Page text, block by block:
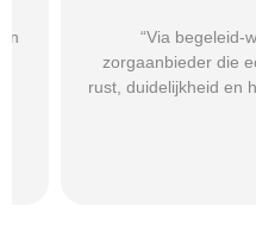
“Via begeleid-
zorgaanbieder die echt
rust, duidelijkheid en het